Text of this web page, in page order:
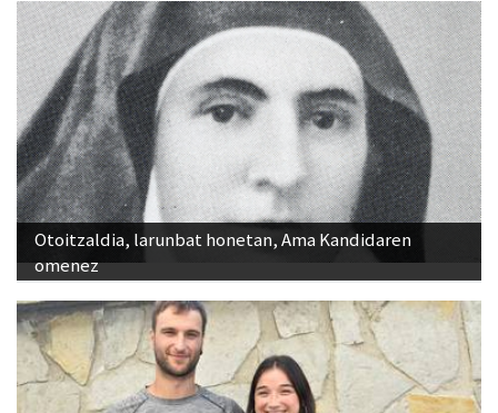
Otoitzaldia, larunbat honetan, Ama Kandidaren
omenez